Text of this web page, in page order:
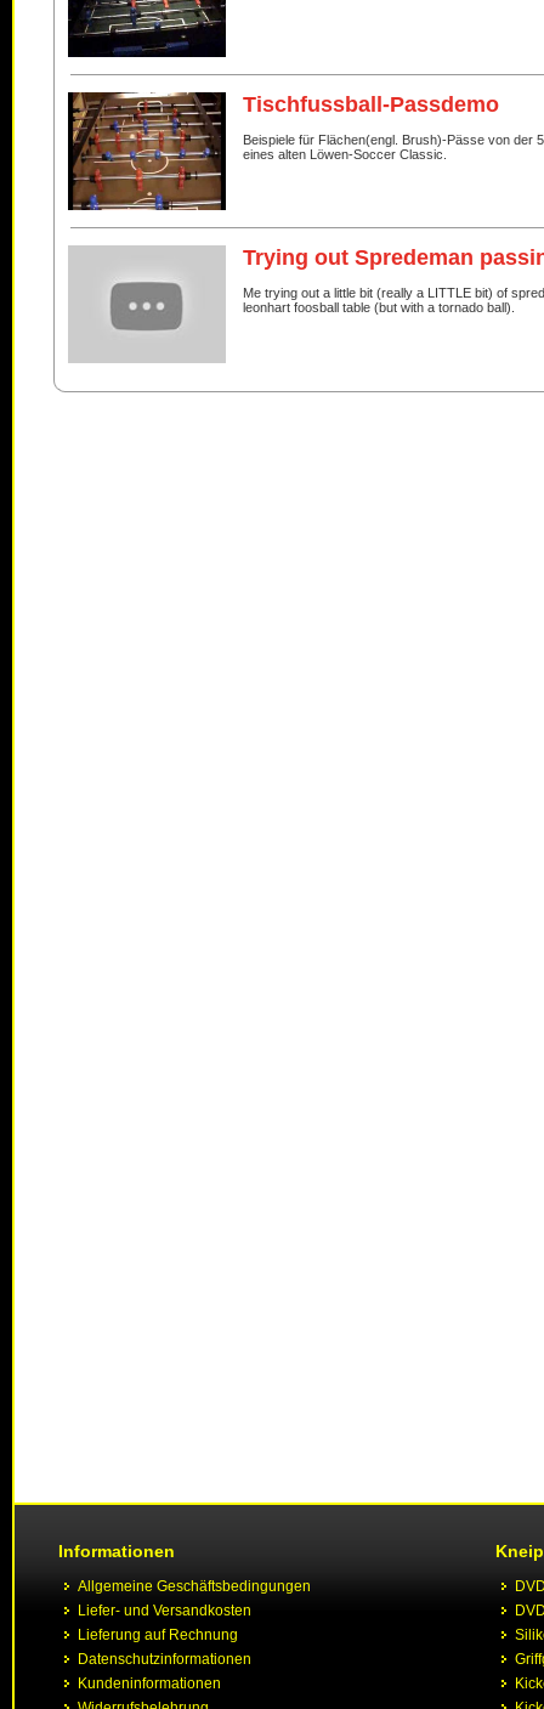
Tischfussball-Passdemo
Beispiele für Flächen(engl. Brush)-Pässe von der
eines alten Löwen-Soccer Classic.
Trying out Spredeman
Me trying out a little bit (really a LITTLE bit) of
leonhart foosball table (but with a tornado ball).
Informationen
Allgemeine Geschäftsbedingungen
Liefer- und Versandkosten
Lieferung auf Rechnung
Datenschutzinformationen
Kundeninformationen